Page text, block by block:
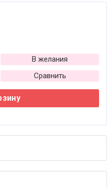
В желания
Сравнить